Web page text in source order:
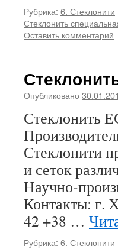
Рубрика: 6. Стеклонити
Стеклонить
Оставить комментарий
Опубликовано
Стеклонити
и сеток
Научно-
Контакты: г.
42 +38 …
Рубрика: 6. Стеклонити